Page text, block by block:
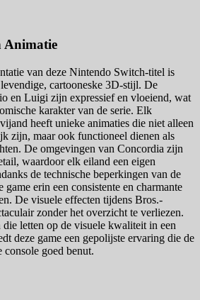
Animatie
van deze Nintendo Switch-titel is
cartooneske 3D-stijl. De
en Luigi zijn expressief en vloeiend, wat
karakter van de serie. Elk
heeft unieke animaties die niet alleen
zijn, maar ook functioneel dienen als
De omgevingen van Concordia zijn
waardoor elk eiland een eigen
de technische beperkingen van de
game erin een consistente en charmante
De visuele effecten tijdens Bros.-
zonder het overzicht te verliezen.
die letten op de visuele kwaliteit in een
deze game een gepolijste ervaring die de
console goed benut.